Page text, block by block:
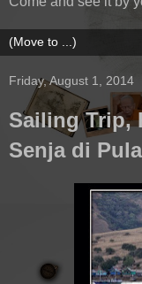
Friday, August 1, 2014
Sailing Trip,
Senja di